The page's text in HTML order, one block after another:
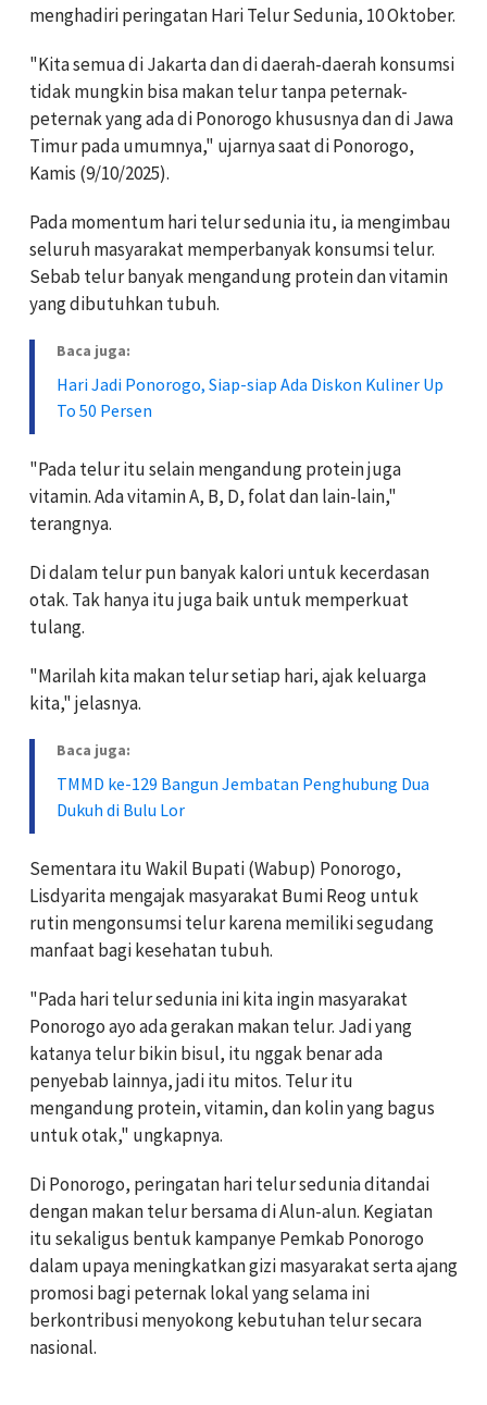
menghadiri peringatan Hari Telur Sedunia, 10 Oktober.
"Kita semua di Jakarta dan di daerah-daerah konsumsi
tidak mungkin bisa makan telur tanpa peternak-
peternak yang ada di Ponorogo khususnya dan di Jawa
Timur pada umumnya," ujarnya saat di Ponorogo,
Kamis (9/10/2025).
Pada momentum hari telur sedunia itu, ia mengimbau
seluruh masyarakat memperbanyak konsumsi telur.
Sebab telur banyak mengandung protein dan vitamin
yang dibutuhkan tubuh.
Baca juga:
Hari Jadi Ponorogo, Siap-siap Ada Diskon Kuliner Up
To 50 Persen
"Pada telur itu selain mengandung protein juga
vitamin. Ada vitamin A, B, D, folat dan lain-lain,"
terangnya.
Di dalam telur pun banyak kalori untuk kecerdasan
otak. Tak hanya itu juga baik untuk memperkuat
tulang.
"Marilah kita makan telur setiap hari, ajak keluarga
kita," jelasnya.
Baca juga:
TMMD ke-129 Bangun Jembatan Penghubung Dua
Dukuh di Bulu Lor
Sementara itu Wakil Bupati (Wabup) Ponorogo,
Lisdyarita mengajak masyarakat Bumi Reog untuk
rutin mengonsumsi telur karena memiliki segudang
manfaat bagi kesehatan tubuh.
"Pada hari telur sedunia ini kita ingin masyarakat
Ponorogo ayo ada gerakan makan telur. Jadi yang
katanya telur bikin bisul, itu nggak benar ada
penyebab lainnya, jadi itu mitos. Telur itu
mengandung protein, vitamin, dan kolin yang bagus
untuk otak," ungkapnya.
Di Ponorogo, peringatan hari telur sedunia ditandai
dengan makan telur bersama di Alun-alun. Kegiatan
itu sekaligus bentuk kampanye Pemkab Ponorogo
dalam upaya meningkatkan gizi masyarakat serta ajang
promosi bagi peternak lokal yang selama ini
berkontribusi menyokong kebutuhan telur secara
nasional.